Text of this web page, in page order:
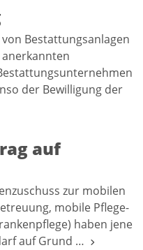
Bestattungsanlagen
der Bewilligung der
auf
zur mobilen
mobile Pflege-
haben jene
auf Grund …